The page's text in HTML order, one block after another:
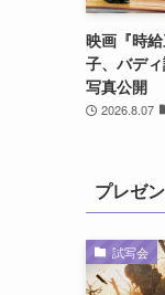
映画『時
子、バデ
写真公開
2026.8.07
プレゼ
試写会